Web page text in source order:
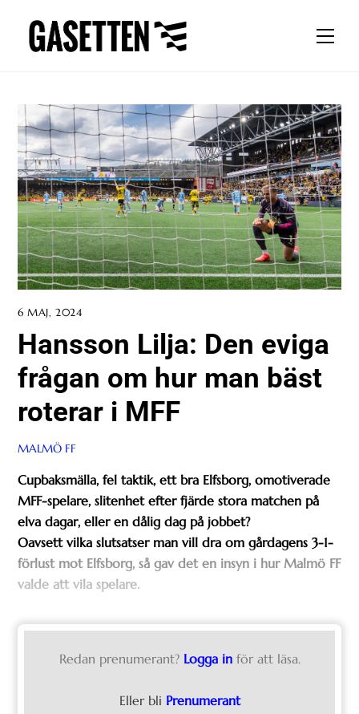
content
6 MAJ, 2024
Hansson Lilja: Den eviga
frågan om hur man bäst
roterar i MFF
MALMÖ FF
Cupbaksmälla, fel taktik, ett bra Elfsborg, omotiverade
MFF-spelare, slitenhet efter fjärde stora matchen på
elva dagar, eller en dålig dag på jobbet?
Oavsett vilka slutsatser man vill dra om gårdagens 3-1-
förlust mot Elfsborg, så gav det en insyn i hur Malmö FF
valde att vila spelare.
Redan prenumerant? Logga in för att läsa.
Eller bli Prenumerant